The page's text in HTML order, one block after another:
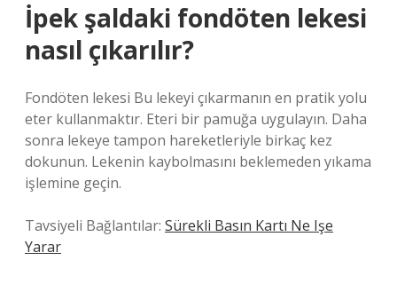
İpek şaldaki fondöten lekesi
nasıl çıkarılır?
Fondöten lekesi Bu lekeyi çıkarmanın en pratik yolu
eter kullanmaktır. Eteri bir pamuğa uygulayın. Daha
sonra lekeye tampon hareketleriyle birkaç kez
dokunun. Lekenin kaybolmasını beklemeden yıkama
işlemine geçin.
Tavsiyeli Bağlantılar: Sürekli Basın Kartı Ne Işe
Yarar